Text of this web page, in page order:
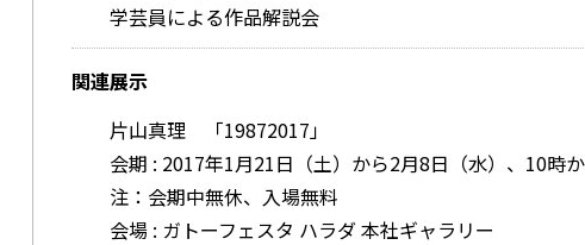
学芸員による作品解説会
関連展示
片山真理 「19872017」
会期 : 2017年1月21日（土）から2月8日（水）、10時
注：会期中無休、入場無料
会場 : ガトーフェスタ ハラダ 本社ギャラリー